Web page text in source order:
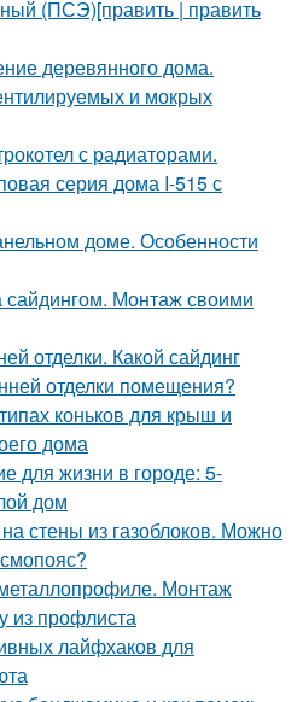
(ПСЭ)[править | править
деревянного дома.
и мокрых
с радиаторами.
серия дома I-515 с
доме. Особенности
Монтаж своими
отделки. Какой сайдинг
отделки помещения?
коньков для крыш и
дома
для жизни в городе: 5-
дом
стены из газоблоков. Можно
Монтаж
из профлиста
лайфхаков для